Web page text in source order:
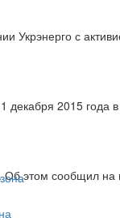
Укрэнерго с
декабря 2015 года
Об этом сообщил